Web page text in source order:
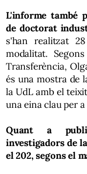
L'informe també
de doctorat
s'han realitzat
modalitat.
Transferència,
és una mostra de
la UdL amb el
una eina clau per
Quant a
investigadors de
el 202, segons el